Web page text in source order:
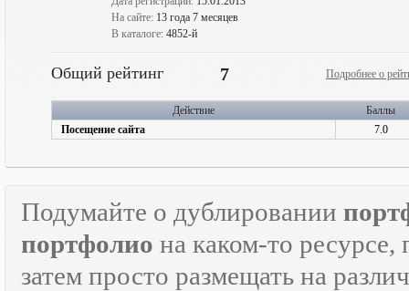
На сайте: 13 года 7 месяцев
В каталоге: 4852-й
Общий рейтинг 7 Подробнее о
Действие
Баллы
Посещение сайта
7.0
Подумайте о дублировании
портфолио на каком-то ресурсе,
затем просто размещать на